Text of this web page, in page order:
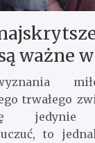
ważne
trwałego
jedynie
to